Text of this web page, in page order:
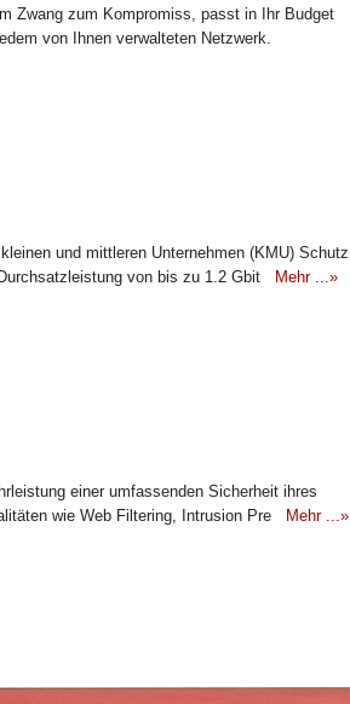
Zwang zum Kompromiss, passt in Ihr Budget
von Ihnen verwalteten Netzwerk.
und mittleren Unternehmen (KMU) Schutz
von bis zu 1.2 Gbit
Mehr ...»
einer umfassenden Sicherheit ihres
wie Web Filtering, Intrusion Pre
Mehr ...»